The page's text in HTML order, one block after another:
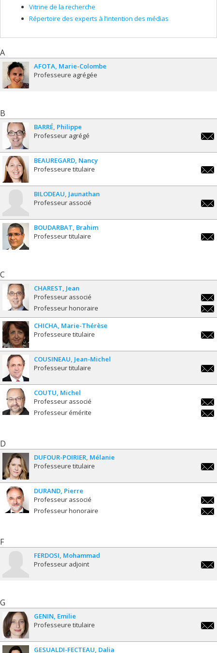
Jacques Bélanger,Fernande Lamonde
Jean-Noël Grenier, Étienne Cantin,Laurence-Léa Fontaine
recherche concertée
Vitrine de la recherche
Répertoire des experts à l’intention des médias
A
AFOTA Marie-Colombe
Professeure agrégée
B
BARRÉ Philippe
Professeur agrégé
BEAUREGARD Nancy
Professeure titulaire
BILODEAU Jaunathan
Professeur associé
BOUDARBAT Brahim
Professeur titulaire
C
CHAREST Jean
Professeur associé
Professeur honoraire
CHICHA Marie-Thérèse
Professeure titulaire
COUSINEAU Jean-Michel
Professeur titulaire
COUTU Michel
Professeur associé
Professeur émérite
D
DUFOUR-POIRIER Mélanie
Professeure titulaire
DURAND Pierre
Professeur associé
Professeur honoraire
F
FERDOSI Mohammad
Professeur adjoint
G
GENIN Emilie
Professeure titulaire
GESUALDI-FECTEAU Dalia